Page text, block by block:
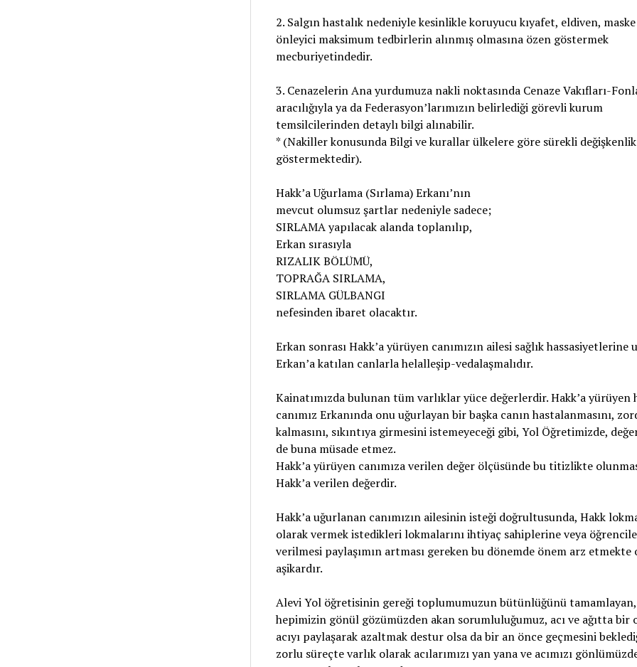
2. Salgın hastalık nedeniyle kesinlikle koruyucu kıyafet, eldiven,
önleyici maksimum tedbirlerin alınmış olmasına özen göstermek
mecburiyetindedir.
3. Cenazelerin Ana yurdumuza nakli noktasında Cenaze Vakıfları-
aracılığıyla ya da Federasyon’larımızın belirlediği görevli kurum
temsilcilerinden detaylı bilgi alınabilir.
* (Nakiller konusunda Bilgi ve kurallar ülkelere göre sürekli değişkenlik
göstermektedir).
Hakk’a Uğurlama (Sırlama) Erkanı’nın
mevcut olumsuz şartlar nedeniyle sadece;
SIRLAMA yapılacak alanda toplanılıp,
Erkan sırasıyla
RIZALIK BÖLÜMÜ,
TOPRAĞA SIRLAMA,
SIRLAMA GÜLBANGI
nefesinden ibaret olacaktır.
Erkan sonrası Hakk’a yürüyen canımızın ailesi sağlık hassasiyetlerine
Erkan’a katılan canlarla helalleşip-vedalaşmalıdır.
Kainatımızda bulunan tüm varlıklar yüce değerlerdir. Hakk’a yürüyen
canımız Erkanında onu uğurlayan bir başka canın hastalanmasını,
kalmasını, sıkıntıya girmesini istemeyeceği gibi, Yol Öğretimizde,
de buna müsade etmez.
Hakk’a yürüyen canımıza verilen değer ölçüsünde bu titizlikte
Hakk’a verilen değerdir.
Hakk’a uğurlanan canımızın ailesinin isteği doğrultusunda, Hakk
olarak vermek istedikleri lokmalarını ihtiyaç sahiplerine veya
verilmesi paylaşımın artması gereken bu dönemde önem arz etmekte
aşikardır.
Alevi Yol öğretisinin gereği toplumumuzun bütünlüğünü tamamlayan,
hepimizin gönül gözümüzden akan sorumluluğumuz, acı ve ağıtta bir
acıyı paylaşarak azaltmak destur olsa da bir an önce geçmesini
zorlu süreçte varlık olarak acılarımızı yan yana ve acımızı